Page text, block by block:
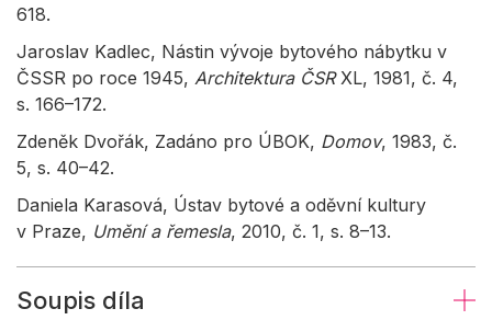
618.
Jaroslav Kadlec, Nástin vývoje bytového nábytku v
ČSSR po roce 1945, Architektura ČSRXL, 1981, č. 4,
s. 166–172.
Zdeněk Dvořák, Zadáno pro ÚBOK, Domov, 1983, č.
5, s. 40–42.
Daniela Karasová, Ústav bytové a oděvní kultury
v Praze, Umění a řemesla, 2010, č. 1, s. 8–13.
Soupis díla